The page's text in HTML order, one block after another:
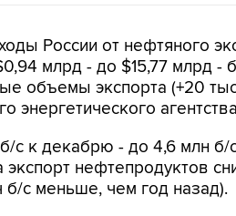
России от нефтяного
млрд - до $15,77 млрд -
объемы экспорта (+20
энергетического
с к декабрю - до 4,6 млн б/
нефтепродуктов
б/с меньше, чем год назад).